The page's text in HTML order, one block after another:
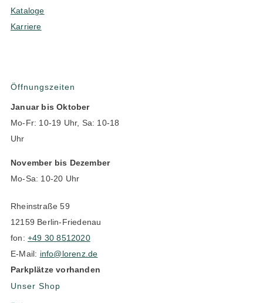
Kataloge
Karriere
Öffnungszeiten
Januar bis Oktober
Mo-Fr: 10-19 Uhr, Sa: 10-18
Uhr
November bis Dezember
Mo-Sa: 10-20 Uhr
Rheinstraße 59
12159 Berlin-Friedenau
fon: +49 30 8512020
E-Mail: info@lorenz.de
Parkplätze vorhanden
Unser Shop